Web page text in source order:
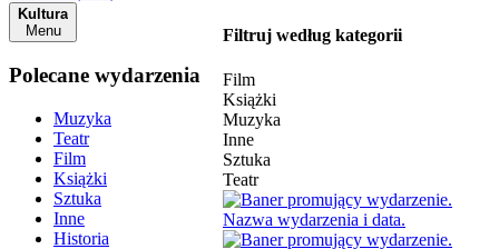
Kultura
Menu
Polecane wydarzenia
Muzyka
Teatr
Film
Książki
Sztuka
Inne
Historia
Filtruj według kategorii
Film
Książki
Muzyka
Inne
Sztuka
Teatr